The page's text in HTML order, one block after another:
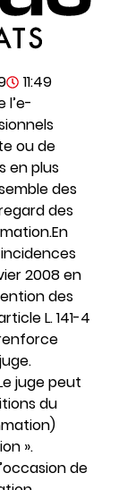
11:49
l’e-
ou de
en plus
des
des
En
2008 en
des
L. 141-4
juge peut
du
».
de